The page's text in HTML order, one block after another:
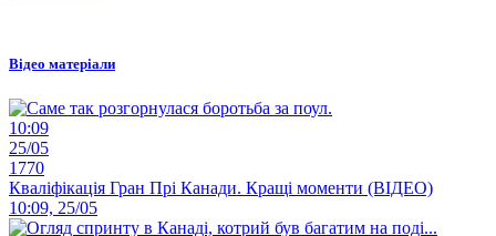
Відео матеріали
10:09
25/05
1770
Кваліфікація Гран Прі Канади. Кращі моменти (ВІДЕО)
10:09, 25/05